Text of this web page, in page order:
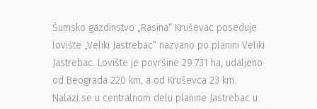
Šumsko gazdinstvo „Rasina“ Kruševac poseduje
lovište „Veliki Jastrebac“ nazvano po planini Veliki
Jastrebac. Lovište je površine 29.731 ha, udaljeno
od Beograda 220 km, a od Kruševca 23 km.
Nalazi se u centralnom delu planine Jastrebac u